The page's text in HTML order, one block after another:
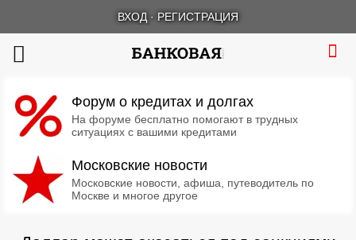
ВХОД · РЕГИСТРАЦИЯ
Форум о кредитах и долгах
На форуме бесплатно помогают в трудных
ситуациях с вашими кредитами
Московские новости
Московские новости, афиша, путеводитель по
Москве и многое другое